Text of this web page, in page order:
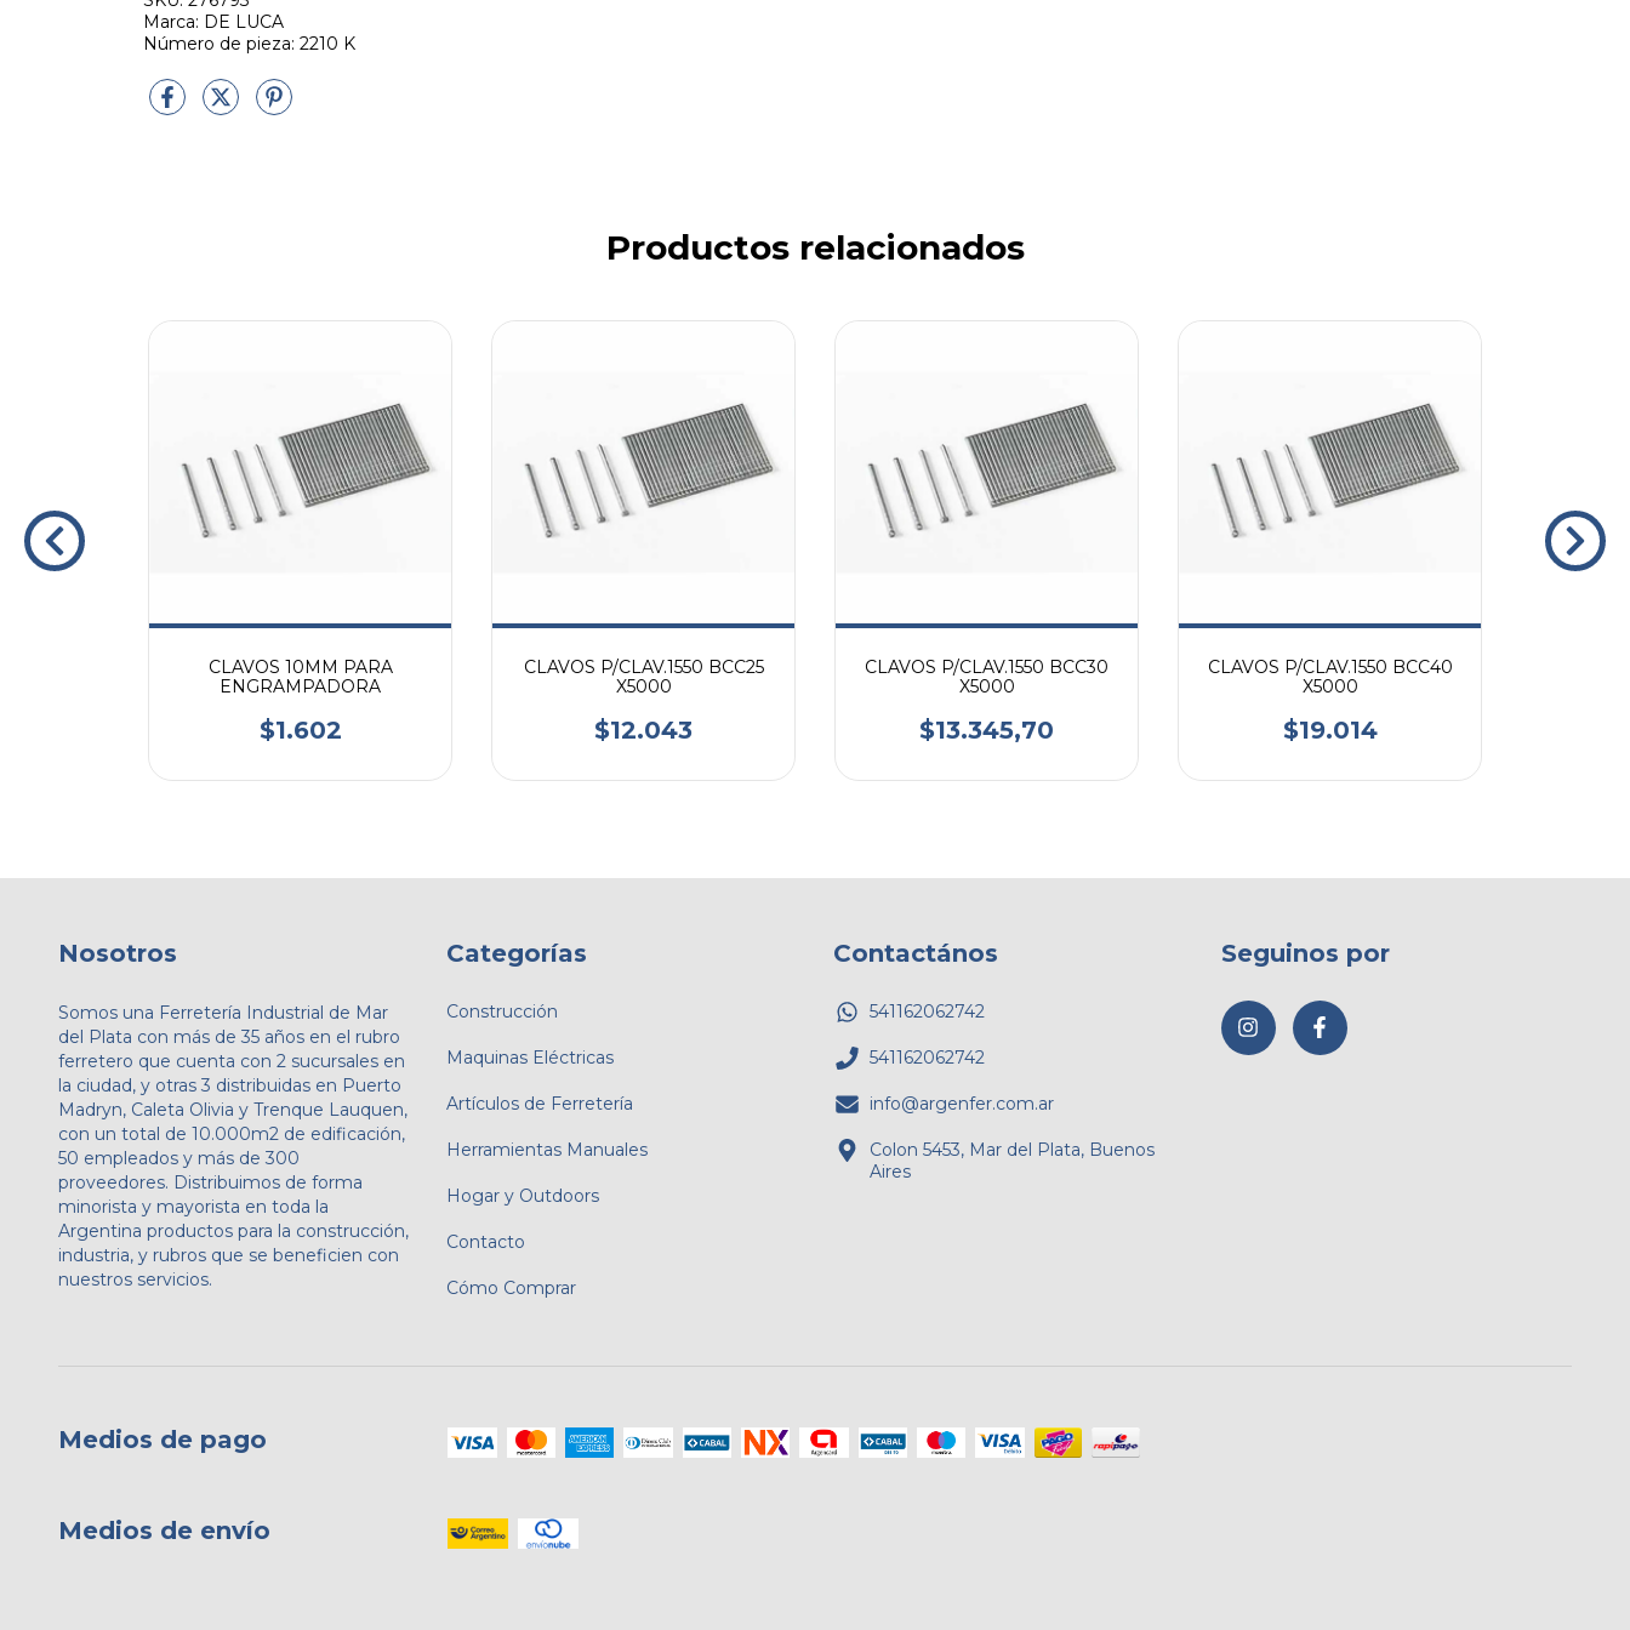
Marca: DE LUCA
Número de pieza: 2210 K
Productos relacionados
CLAVOS 10MM PARA
ENGRAMPADORA
$1.602
CLAVOS P/CLAV.1550 BCC25
X5000
$12.043
CLAVOS P/CLAV.1550 BCC30
X5000
$13.345,70
CLAVOS P/CLAV.1550 BCC40
X5000
$19.014
Nosotros
Somos una Ferretería Industrial de Mar
del Plata con más de 35 años en el rubro
ferretero que cuenta con 2 sucursales en
la ciudad, y otras 3 distribuidas en Puerto
Madryn, Caleta Olivia y Trenque Lauquen,
con un total de 10.000m2 de edificación,
50 empleados y más de 300
proveedores. Distribuimos de forma
minorista y mayorista en toda la
Argentina productos para la construcción,
industria, y rubros que se beneficien con
nuestros servicios.
Categorías
Construcción
Maquinas Eléctricas
Artículos de Ferretería
Herramientas Manuales
Hogar y Outdoors
Contacto
Cómo Comprar
Contactános
541162062742
541162062742
info@argenfer.com.ar
Colon 5453, Mar del Plata, Buenos
Aires
Seguinos por
Medios de pago
Medios de envío